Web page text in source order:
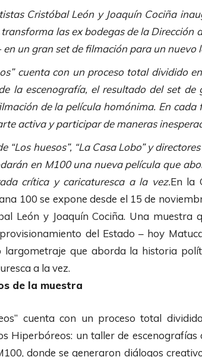
Cristóbal León y Joaquín Cociña
las ex bodegas de la Dirección
un gran set de filmación para un nuevo
cuenta con un proceso total dividido
la escenografía, el resultado del set
de la película homónima. En cada
activa y participar de maneras
“Los huesos”, “La Casa Lobo” y
en M100 una nueva película que
crítica y caricaturesca a la vez.En la
100 se expone desde el 15 de
León y Joaquín Cociña. Una muestra
del Estado – hoy
largometraje que aborda la historia
a la vez.
de la muestra
cuenta con un proceso total
Hiperbóreos: un taller de
donde se generaron diálogos